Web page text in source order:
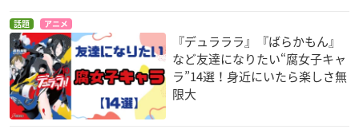
話題 アニメ
『デュラララ』『ばらかもん』
など友達になりたい“腐女子キャ
ラ”14選！身近にいたら楽しさ無
限大